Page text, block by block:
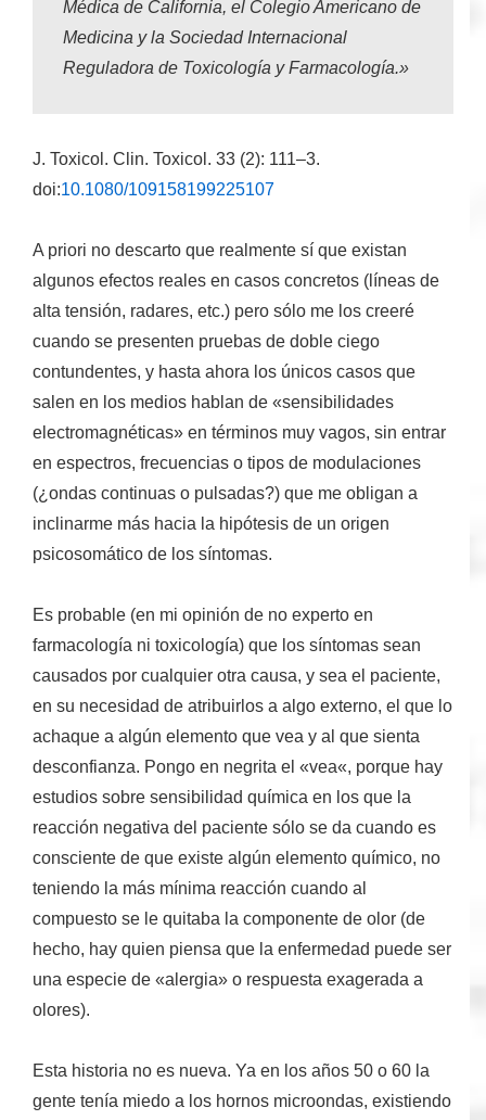
Médica de California, el Colegio Americano de
Medicina y la Sociedad Internacional
Reguladora de Toxicología y Farmacología.»
J. Toxicol. Clin. Toxicol. 33 (2): 111–3.
doi:10.1080/109158199225107
A priori no descarto que realmente sí que existan
algunos efectos reales en casos concretos (líneas de
alta tensión, radares, etc.) pero sólo me los creeré
cuando se presenten pruebas de doble ciego
contundentes, y hasta ahora los únicos casos que
salen en los medios hablan de «sensibilidades
electromagnéticas» en términos muy vagos, sin entrar
en espectros, frecuencias o tipos de modulaciones
(¿ondas continuas o pulsadas?) que me obligan a
inclinarme más hacia la hipótesis de un origen
psicosomático de los síntomas.
Es probable (en mi opinión de no experto en
farmacología ni toxicología) que los síntomas sean
causados por cualquier otra causa, y sea el paciente,
en su necesidad de atribuirlos a algo externo, el que lo
achaque a algún elemento que vea y al que sienta
desconfianza. Pongo en negrita el «vea«, porque hay
estudios sobre sensibilidad química en los que la
reacción negativa del paciente sólo se da cuando es
consciente de que existe algún elemento químico, no
teniendo la más mínima reacción cuando al
compuesto se le quitaba la componente de olor (de
hecho, hay quien piensa que la enfermedad puede ser
una especie de «alergia» o respuesta exagerada a
olores).
Esta historia no es nueva. Ya en los años 50 o 60 la
gente tenía miedo a los hornos microondas, existiendo